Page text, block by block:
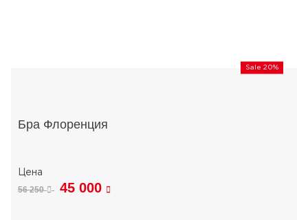
Sale 20%
Бра Флоренция
56 250 45 000